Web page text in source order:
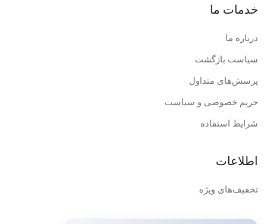
خدمات ما
درباره ما
سیاست بازگشت
پرسش‌های متداول
حریم خصوصی و سیاست
شرایط استفاده
اطلاعات
تخفیف‌های ویژه